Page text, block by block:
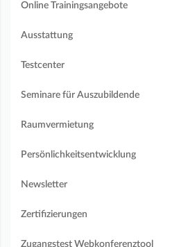
Online Trainingsangebote
Ausstattung
Testcenter
Seminare für Auszubildende
Raumvermietung
Persönlichkeitsentwicklung
Newsletter
Zertifizierungen
Zugangstest Webkonferenztool